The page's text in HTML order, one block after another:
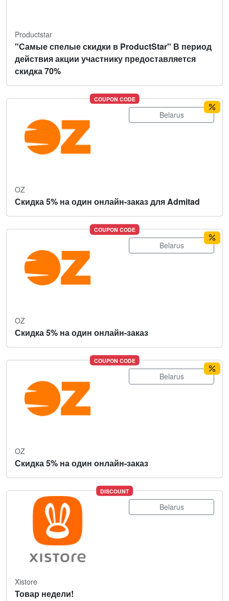
Productstar
"Самые спелые скидки в ProductStar" В период
действия акции участнику предоставляется
скидка 70%
COUPON CODE
Belarus
OZ
Скидка 5% на один онлайн-заказ для Admitad
COUPON CODE
Belarus
OZ
Скидка 5% на один онлайн-заказ
COUPON CODE
Belarus
OZ
Скидка 5% на один онлайн-заказ
DISCOUNT
Belarus
Xistore
Товар недели!